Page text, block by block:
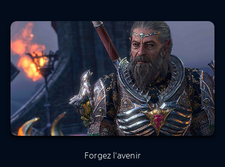
Forgez l'avenir